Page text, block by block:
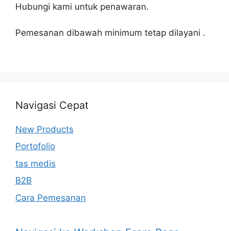
Hubungi kami untuk penawaran.
Pemesanan dibawah minimum tetap dilayani .
Navigasi Cepat
New Products
Portofolio
tas medis
B2B
Cara Pemesanan